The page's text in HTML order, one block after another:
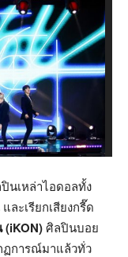
นเหล่าไอดอลทั้ง
ะเรียกเสียงกรี๊ด
(iKON)ศิลปินบอย
ฏการณ์มาแล้วทั่ว